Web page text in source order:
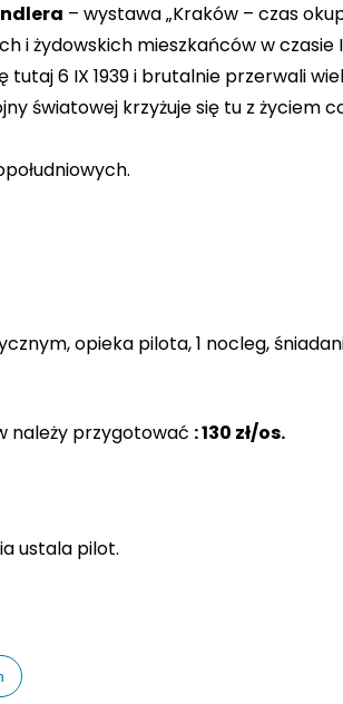
– wystawa „Kraków – czas
i żydowskich mieszkańców w czasie
6 IX 1939 i brutalnie przerwali
światowej krzyżuje się tu z życiem
opieka pilota, 1 nocleg,
należy przygotować : 130 zł/os.
ustala pilot.